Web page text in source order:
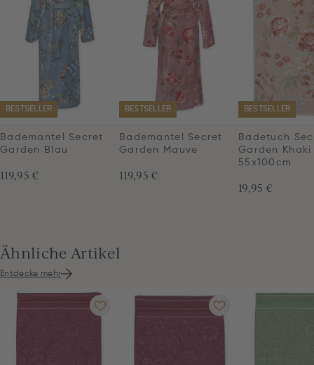
BESTSELLER
Bademantel Secret
Garden Blau
119,95 €
BESTSELLER
Bademantel Secret
Garden Mauve
119,95 €
BESTSELLER
Badetuch
Garden Khaki
55x100cm
19,95 €
Ähnliche Artikel
Entdecke mehr